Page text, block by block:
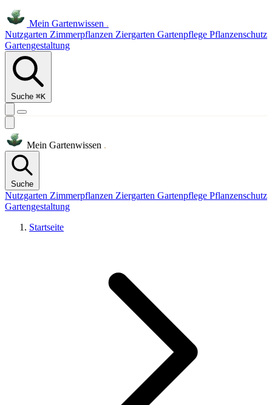
Mein Gartenwissen .
Nutzgarten Zimmerpflanzen Ziergarten Gartenpflege Pflanzenschutz
Gartengestaltung
Suche ⌘K
Mein Gartenwissen .
Suche
Nutzgarten Zimmerpflanzen Ziergarten Gartenpflege Pflanzenschutz
Gartengestaltung
Startseite